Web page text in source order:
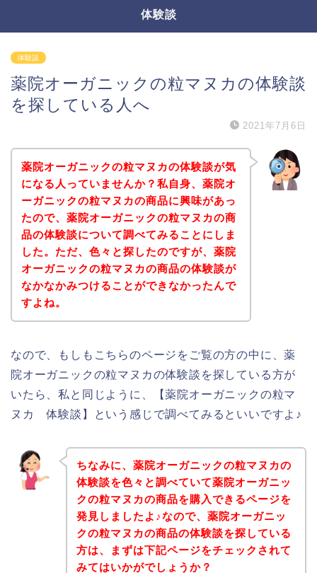
体験談
体験談
薬院オーガニックの粒マヌカの体験談
を探している人へ
2021年7月6日
薬院オーガニックの粒マヌカの体験談が気
になる人っていませんか？私自身、薬院オ
ーガニックの粒マヌカの商品に興味があっ
たので、薬院オーガニックの粒マヌカの商
品の体験談について調べてみることにしま
した。ただ、色々と探したのですが、薬院
オーガニックの粒マヌカの商品の体験談が
なかなかみつけることができなかったんで
すよね。
なので、もしもこちらのページをご覧の方の中に、薬
院オーガニックの粒マヌカの体験談を探している方が
いたら、私と同じように、【薬院オーガニックの粒マ
ヌカ 体験談】という感じで調べてみるといいですよ♪
ちなみに、薬院オーガニックの粒マヌカの
体験談を色々と調べていて薬院オーガニッ
クの粒マヌカの商品を購入できるページを
発見しましたよ♪なので、薬院オーガニッ
クの粒マヌカの商品の体験談を探している
方は、まずは下記ページをチェックされて
みてはいかがでしょうか？